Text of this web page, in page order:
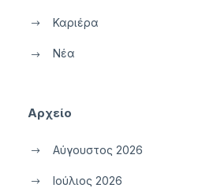
Καριέρα
Νέα
Αρχείο
Αύγουστος 2026
Ιούλιος 2026